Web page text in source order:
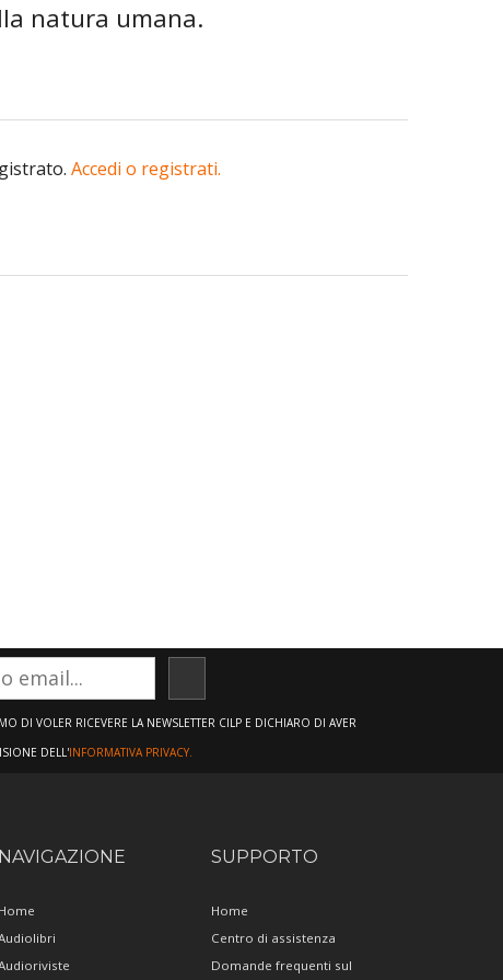
natura umana.
Accedi o registrati.
DI VOLER RICEVERE LA NEWSLETTER CILP E DICHIARO DI AVER
DELL'INFORMATIVA PRIVACY.
NAVIGAZIONE
Home
SUPPORTO
Home
Centro di assistenza
Domande frequenti sul